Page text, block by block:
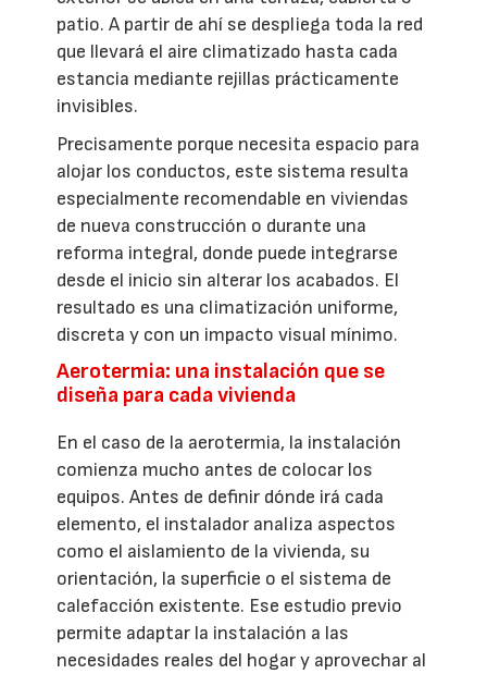
patio. A partir de ahí se despliega toda la red
que llevará el aire climatizado hasta cada
estancia mediante rejillas prácticamente
invisibles.
Precisamente porque necesita espacio para
alojar los conductos, este sistema resulta
especialmente recomendable en viviendas
de nueva construcción o durante una
reforma integral, donde puede integrarse
desde el inicio sin alterar los acabados. El
resultado es una climatización uniforme,
discreta y con un impacto visual mínimo.
Aerotermia: una instalación que se
diseña para cada vivienda
En el caso de la aerotermia, la instalación
comienza mucho antes de colocar los
equipos. Antes de definir dónde irá cada
elemento, el instalador analiza aspectos
como el aislamiento de la vivienda, su
orientación, la superficie o el sistema de
calefacción existente. Ese estudio previo
permite adaptar la instalación a las
necesidades reales del hogar y aprovechar al